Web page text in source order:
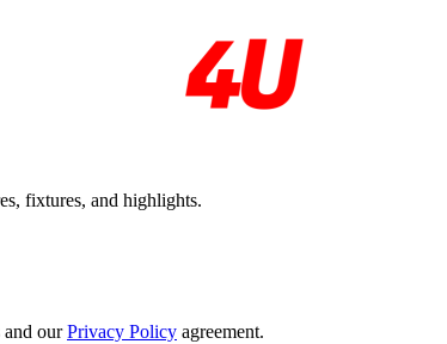
fixtures, and highlights.
and ourPrivacy Policy agreement.